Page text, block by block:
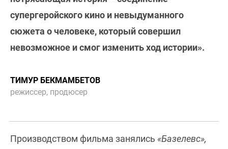
супергеройского кино и невыдуманного
сюжета о человеке, который совершил
невозможное и смог изменить ход истории».
ТИМУР БЕКМАМБЕТОВ
режиссер, продюсер
Производством фильма занялись «Базелевс»,